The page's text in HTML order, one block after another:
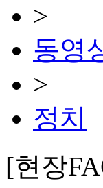
>
동영
>
정치
[현장